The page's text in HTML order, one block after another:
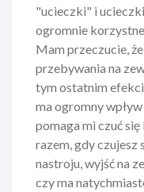
"ucieczki" i
ogromnie
Mam przeczucie,
przebywania na
tym ostatnim
ma ogromny
pomaga mi czuć
razem, gdy czujesz
nastroju, wyjść na
czy ma